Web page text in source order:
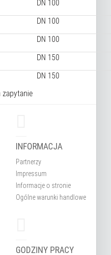
DN 100
DN 100
DN 100
DN 150
DN 150
INFORMACJA
Partnerzy
Impressum
Informacje o stronie
Ogólne warunki handlowe
GODZINY PRACY